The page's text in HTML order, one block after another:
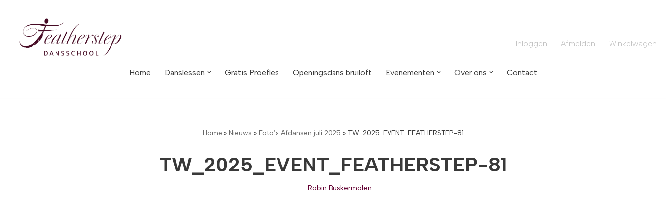
Meteen
naar
Inloggen Afmelden Winkelwagen
Home Danslessen Gratis Proefles Openingsdans bruiloft Evenementen Over ons Contact
Home » Nieuws » Foto’s Afdansen juli 2025 » TW_2025_EVENT_FEATHERSTEP-81
TW_2025_EVENT_FEATHERSTEP-81
Robin Buskermolen